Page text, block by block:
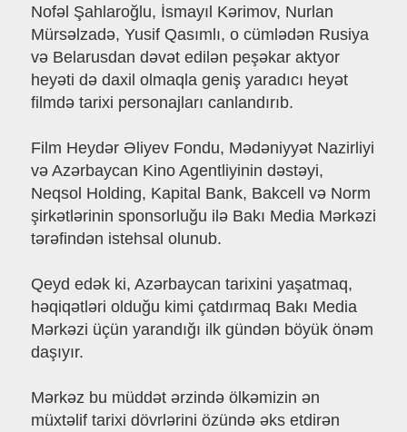
Nofəl Şahlaroğlu, İsmayıl Kərimov, Nurlan
Mürsəlzadə, Yusif Qasımlı, o cümlədən Rusiya
və Belarusdan dəvət edilən peşəkar aktyor
heyəti də daxil olmaqla geniş yaradıcı heyət
filmdə tarixi personajları canlandırıb.
Film Heydər Əliyev Fondu, Mədəniyyət Nazirliyi
və Azərbaycan Kino Agentliyinin dəstəyi,
Neqsol Holding, Kapital Bank, Bakcell və Norm
şirkətlərinin sponsorluğu ilə Bakı Media Mərkəzi
tərəfindən istehsal olunub.
Qeyd edək ki, Azərbaycan tarixini yaşatmaq,
həqiqətləri olduğu kimi çatdırmaq Bakı Media
Mərkəzi üçün yarandığı ilk gündən böyük önəm
daşıyır.
Mərkəz bu müddət ərzində ölkəmizin ən
müxtəlif tarixi dövrlərini özündə əks etdirən